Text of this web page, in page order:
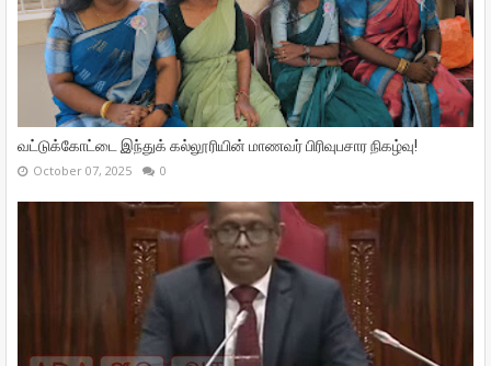
வட்டுக்கோட்டை இந்துக் கல்லூரியின் மாணவர் பிரிவுபசார நிகழ்வு!
October 07, 2025 0